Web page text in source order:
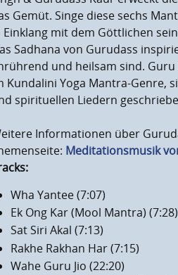
Laustärke
Gemüt. Singe diese sechs
Einklang mit dem Göttlichen
Sadhana von Gurudass
und heilsam sind.
Kundalini Yoga Mantra-Genre,
spirituellen Liedern
Informationen über
Meditationsmusik
Wha Yantee (7:07)
Ek Ong Kar (Mool Mantra) (7:28)
Sat Siri Akal (7:13)
Rakhe Rakhan Har (7:15)
Wahe Guru Jio (22:20)